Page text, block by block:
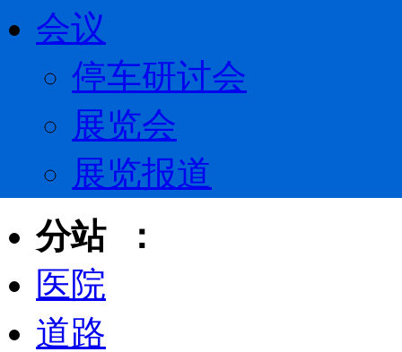
会议
停车研讨会
展览会
展览报道
分站 ：
医院
道路